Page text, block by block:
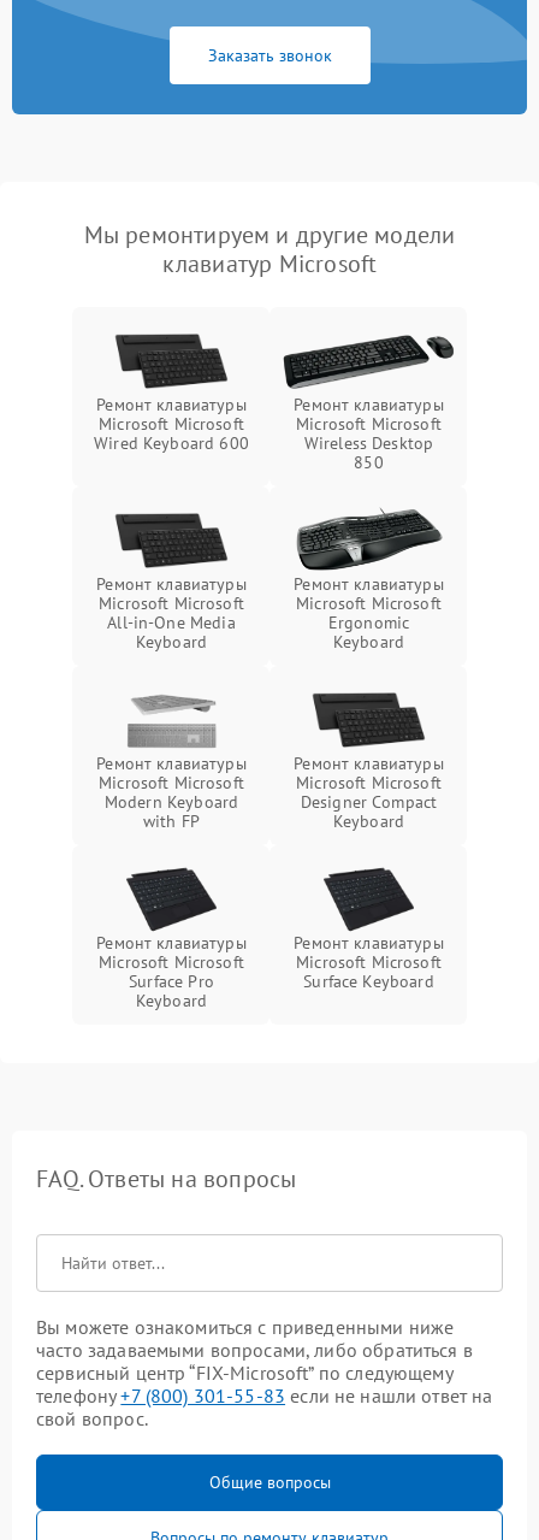
Заказать звонок
Мы ремонтируем и другие модели
клавиатур Microsoft
Ремонт клавиатуры
Microsoft Microsoft
Wired Keyboard 600
Ремонт клавиатуры
Microsoft Microsoft
Wireless Desktop
850
Ремонт клавиатуры
Microsoft Microsoft
All-in-One Media
Keyboard
Ремонт клавиатуры
Microsoft Microsoft
Ergonomic
Keyboard
Ремонт клавиатуры
Microsoft Microsoft
Modern Keyboard
with FP
Ремонт клавиатуры
Microsoft Microsoft
Designer Compact
Keyboard
Ремонт клавиатуры
Microsoft Microsoft
Surface Pro
Keyboard
Ремонт клавиатуры
Microsoft Microsoft
Surface Keyboard
FAQ. Ответы на вопросы
Вы можете ознакомиться с приведенными ниже
часто задаваемыми вопросами, либо обратиться в
сервисный центр “FIX-Microsoft” по следующему
телефону+7 (800) 301-55-83 если не нашли ответ на
свой вопрос.
Общие вопросы